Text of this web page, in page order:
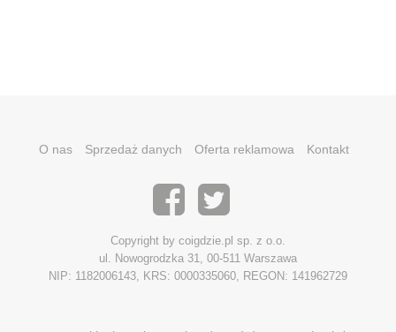
O nas Sprzedaż danych Oferta reklamowa Kontakt
Copyright by coigdzie.pl sp. z o.o.
ul. Nowogrodzka 31, 00-511 Warszawa
NIP: 1182006143, KRS: 0000335060, REGON: 141962729